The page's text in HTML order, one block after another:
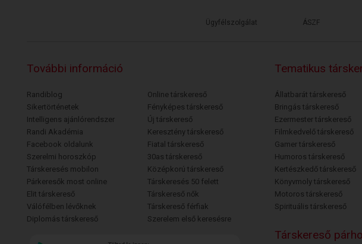
Ügyfélszolgálat ÁSZF
További információ
Randiblog
Sikertörténetek
Intelligens ajánlórendszer
Randi Akadémia
Facebook oldalunk
Szerelmi horoszkóp
Társkeresés mobilon
Párkeresők most online
Elit társkereső
Válófélben lévőknek
Diplomás társkereső
Online társkereső
Fényképes társkereső
Új társkereső
Keresztény társkereső
Fiatal társkereső
30as társkereső
Középkorú társkereső
Társkeresés 50 felett
Társkereső nők
Társkereső férfiak
Szerelem első keresésre
Tematikus
Állatbarát társkereső
Bringás társkereső
Ezermester társkereső
Filmkedvelő társkereső
Gamer társkereső
Humoros társkereső
Kertészkedő társkereső
Könyvmoly társkereső
Motoros társkereső
Spirituális társkereső
Társkereső